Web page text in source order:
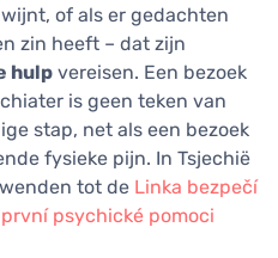
of als er gedachten
zin heeft – dat zijn
hulp vereisen. Een bezoek
is geen teken van
stap, net als een bezoek
fysieke pijn. In Tsjechië
tot de Linka bezpečí
psychické pomoci